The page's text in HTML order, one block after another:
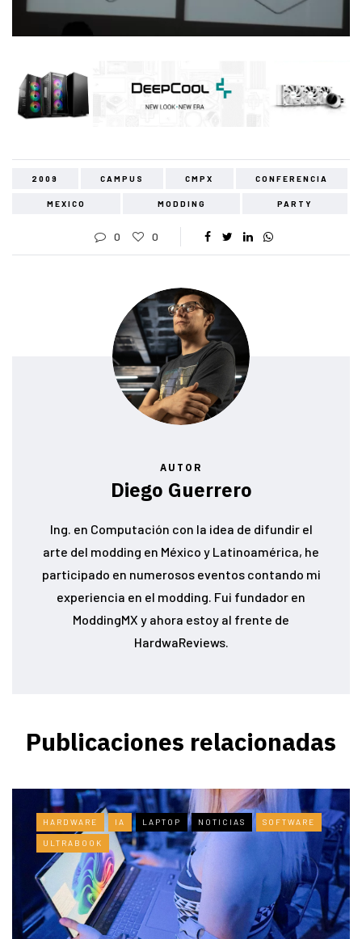
2009 CAMPUS CMPX CONFERENCIA
MEXICO MODDING PARTY
0 0
AUTOR
Diego Guerrero
Ing. en Computación con la idea de difundir el
arte del modding en México y Latinoamérica, he
participado en numerosos eventos contando mi
experiencia en el modding. Fui fundador en
ModdingMX y ahora estoy al frente de
HardwaReviews.
Publicaciones relacionadas
HARDWARE IA LAPTOP NOTICIAS SOFTWARE
ULTRABOOK